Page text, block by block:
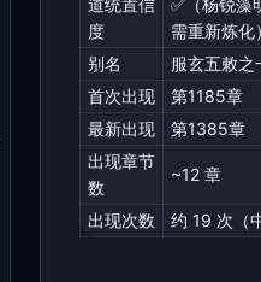
度
需重新炼化
别名
服玄五敕之
首次出现
第1185章
最新出现
第1385章
出现章节
数
~12 章
出现次数 约 19 次（